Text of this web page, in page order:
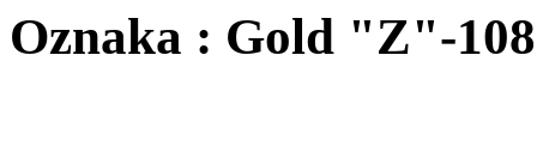
Oznaka : Gold "Z"-